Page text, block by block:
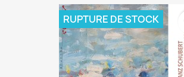
RUPTURE DE STOCK